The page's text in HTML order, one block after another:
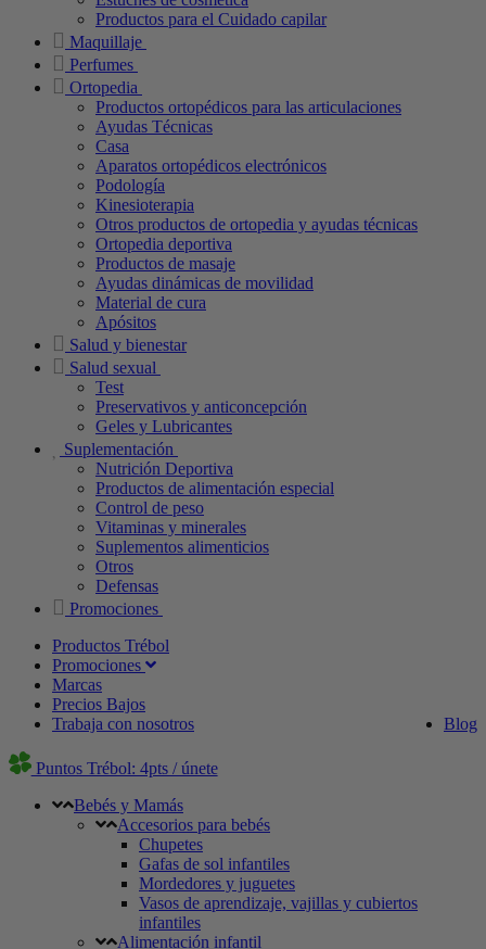
Productos para el Cuidado capilar
Maquillaje
Perfumes
Ortopedia
Productos ortopédicos para las articulaciones
Ayudas Técnicas
Casa
Aparatos ortopédicos electrónicos
Podología
Kinesioterapia
Otros productos de ortopedia y ayudas técnicas
Ortopedia deportiva
Productos de masaje
Ayudas dinámicas de movilidad
Material de cura
Apósitos
Salud y bienestar
Salud sexual
Test
Preservativos y anticoncepción
Geles y Lubricantes
Suplementación
Nutrición Deportiva
Productos de alimentación especial
Control de peso
Vitaminas y minerales
Suplementos alimenticios
Otros
Defensas
Promociones
Productos Trébol
Promociones
Marcas
Precios Bajos
Blog
Trabaja con nosotros
Puntos Trébol: 4pts / únete
Bebés y Mamás
Accesorios para bebés
Chupetes
Gafas de sol infantiles
Mordedores y juguetes
Vasos de aprendizaje, vajillas y cubiertos
infantiles
Alimentación infantil